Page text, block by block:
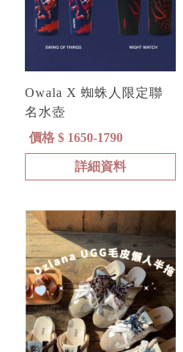
Owala X 蜘蛛人限定聯
名水壺
價格 $ 1650-1790
詳細資料